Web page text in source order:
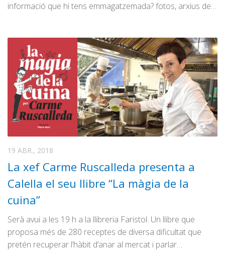
informació que hi tens emmagatzemada? fotos, arxius de…
19 ABR., 2018
La xef Carme Ruscalleda presenta a
Calella el seu llibre “La màgia de la
cuina”
Serà avui a les 19 h a la llibreria Faristol. Un llibre que
proposa més de 280 receptes de diversa dificultat que
pretén recuperar l’hàbit d’anar al mercat i parlar…